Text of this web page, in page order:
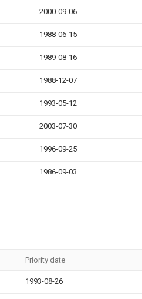
2000-09-06
1988-06-15
1989-08-16
1988-12-07
1993-05-12
2003-07-30
1996-09-25
1986-09-03
Priority date
1993-08-26